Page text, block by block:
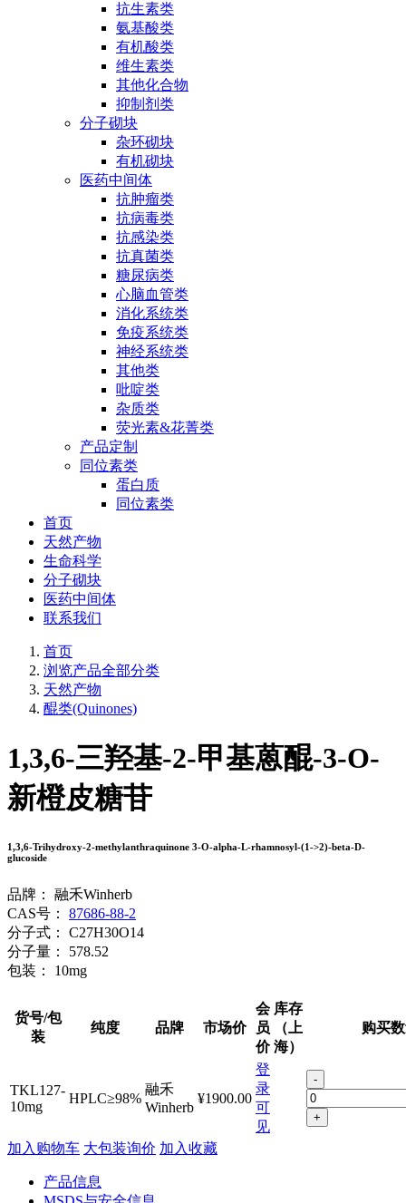
抗生素类
氨基酸类
有机酸类
维生素类
其他化合物
抑制剂类
分子砌块
杂环砌块
有机砌块
医药中间体
抗肿瘤类
抗病毒类
抗感染类
抗真菌类
糖尿病类
心脑血管类
消化系统类
免疫系统类
神经系统类
其他类
吡啶类
杂质类
荧光素&花菁类
产品定制
同位素类
蛋白质
同位素类
首页
天然产物
生命科学
分子砌块
医药中间体
联系我们
首页
浏览产品全部分类
天然产物
醌类(Quinones)
1,3,6-三羟基-2-甲基蒽醌-3-O-
新橙皮糖苷
1,3,6-Trihydroxy-2-methylanthraquinone 3-O-alpha-L-rhamnosyl-(1->2)-beta-D-
glucoside
品牌：
融禾Winherb
CAS号：
87686-88-2
分子式：
C27H30O14
分子量：
578.52
包装：
10mg
货号/包
装
纯度 品牌 市场价
会
员
价
库存
（上
海）
购买
TKL127-
10mg
HPLC≥98%
融禾
Winherb
¥1900.00
登
录
可
见
-
+
加入购物车 大包装询价 加入收藏
产品信息